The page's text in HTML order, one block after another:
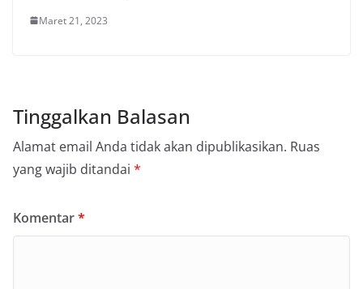
Maret 21, 2023
Tinggalkan Balasan
Alamat email Anda tidak akan dipublikasikan. Ruas
yang wajib ditandai *
Komentar*